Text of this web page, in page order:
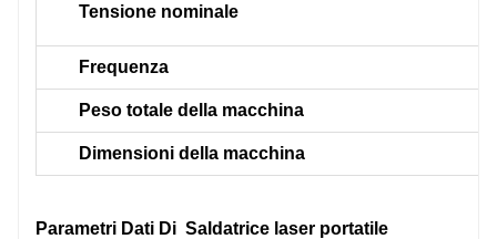
Tensione nominale
Frequenza
Peso totale della macchina
Dimensioni della macchina
Parametri Dati Di Saldatrice laser portatile